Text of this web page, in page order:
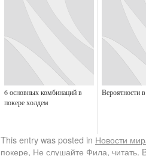
6 основных комбинаций в
покере холдем
Вероятности
This entry was posted in Новости
покере, Не слушайте Фила, читать.